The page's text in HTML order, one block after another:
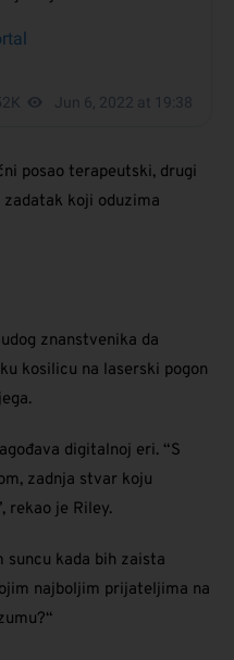
posao terapeutski, drugi
zadatak koji oduzima
znanstvenika da
kosilicu na laserski pogon
digitalnoj eri. “S
zadnja stvar koju
rekao je Riley.
suncu kada bih zaista
najboljim prijateljima na